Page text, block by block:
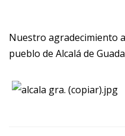
Nuestro agradecimiento
pueblo de Alcalá de